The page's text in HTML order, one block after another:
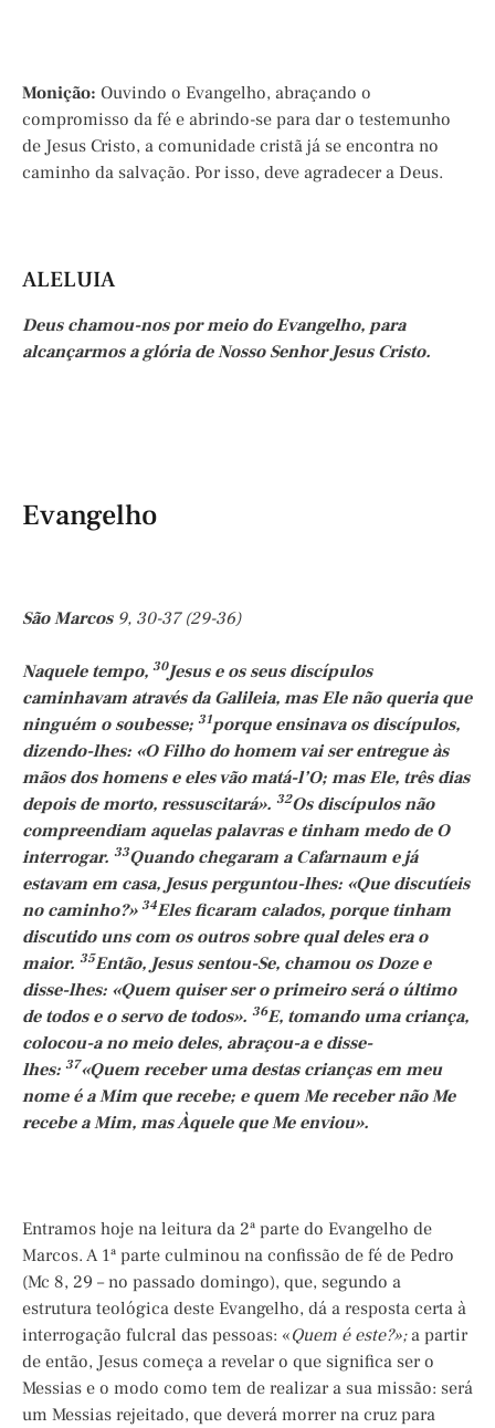
Monição: Ouvindo o Evangelho, abraçando o
compromisso da fé e abrindo-se para dar o testemunho
de Jesus Cristo, a comunidade cristã já se encontra no
caminho da salvação. Por isso, deve agradecer a Deus.
ALELUIA
Deus chamou-nos por meio do Evangelho, para
alcançarmos a glória de Nosso Senhor Jesus Cristo.
Evangelho
São Marcos9, 30-37 (29-36)
Naquele tempo, 30Jesus e os seus discípulos
caminhavam através da Galileia, mas Ele não queria que
ninguém o soubesse; 31porque ensinava os discípulos,
dizendo-lhes: «O Filho do homem vai ser entregue às
mãos dos homens e eles vão matá-l’O; mas Ele, três dias
depois de morto, ressuscitará». 32Os discípulos não
compreendiam aquelas palavras e tinham medo de O
interrogar. 33Quando chegaram a Cafarnaum e já
estavam em casa, Jesus perguntou-lhes: «Que discutíeis
no caminho?» 34Eles ficaram calados, porque tinham
discutido uns com os outros sobre qual deles era o
maior. 35Então, Jesus sentou-Se, chamou os Doze e
disse-lhes: «Quem quiser ser o primeiro será o último
de todos e o servo de todos». 36E, tomando uma criança,
colocou-a no meio deles, abraçou-a e disse-
lhes: 37«Quem receber uma destas crianças em meu
nome é a Mim que recebe; e quem Me receber não Me
recebe a Mim, mas Àquele que Me enviou».
Entramos hoje na leitura da 2ª parte do Evangelho de
Marcos. A 1ª parte culminou na confissão de fé de Pedro
(Mc 8, 29 – no passado domingo), que, segundo a
estrutura teológica deste Evangelho, dá a resposta certa à
interrogação fulcral das pessoas: «Quem é este?»;a partir
de então, Jesus começa a revelar o que significa ser o
Messias e o modo como tem de realizar a sua missão: será
um Messias rejeitado, que deverá morrer na cruz para